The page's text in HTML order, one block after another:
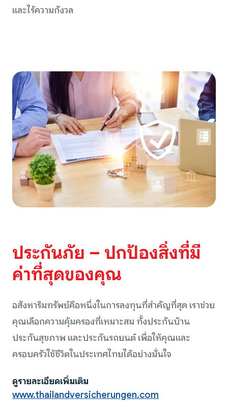
และไร้ความกังวล
ประกันภัย – ปกป้องสิ่งที่มี
ค่าที่สุดของคุณ
อสังหาริมทรัพย์คือหนึ่งในการลงทุนที่สำคัญที่สุด เราช่วย
คุณเลือกความคุ้มครองที่เหมาะสม ทั้งประกันบ้าน
ประกันสุขภาพ และประกันรถยนต์ เพื่อให้คุณและ
ครอบครัวใช้ชีวิตในประเทศไทยได้อย่างมั่นใจ
ดูรายละเอียดเพิ่มเติม
www.thailandversicherungen.com